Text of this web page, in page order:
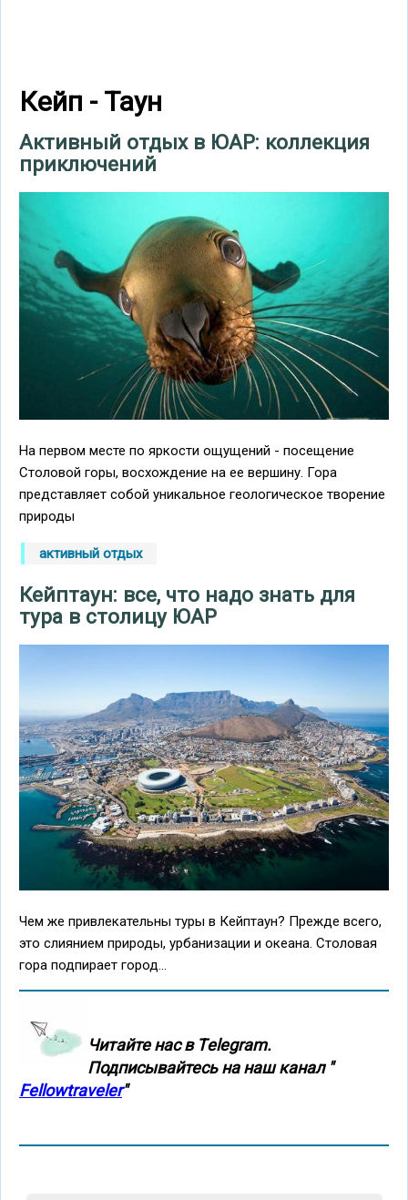
Кейп - Таун
Активный отдых в ЮАР: коллекция
приключений
На первом месте по яркости ощущений - посещение
Столовой горы, восхождение на ее вершину. Гора
представляет собой уникальное геологическое творение
природы
активный отдых
Кейптаун: все, что надо знать для
тура в столицу ЮАР
Чем же привлекательны туры в Кейптаун? Прежде всего,
это слиянием природы, урбанизации и океана. Столовая
гора подпирает город...
Читайте нас в Тelegram.
Подписывайтесь на наш канал "
Fellowtraveler"